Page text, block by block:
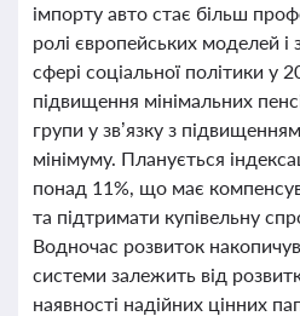
імпорту авто стає більш
ролі європейських моделей і
сфері соціальної політики у
підвищення мінімальних
групи у зв’язку з
мінімуму. Планується
понад 11%, що має
та підтримати купівельну
Водночас розвиток
системи залежить від
наявності надійних цінних